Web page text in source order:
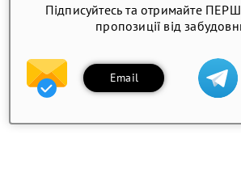
Підписуйтесь та отримайте
пропозиції від
Email